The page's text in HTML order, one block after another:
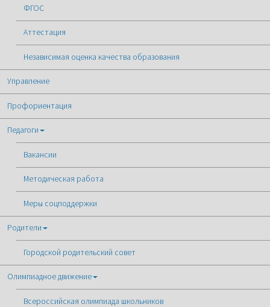
ФГОС
Аттестация
Независимая оценка качества образования
Управление
Профориентация
Педагоги
Вакансии
Методическая работа
Меры соцподдержки
Родители
Городской родительский совет
Олимпиадное движение
Всероссийская олимпиада школьников